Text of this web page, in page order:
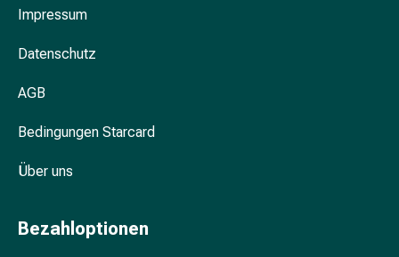
Pflegelotion
Manicure
Impressum
Datenschutz
AGB
Bedingungen Starcard
Über uns
Bezahloptionen